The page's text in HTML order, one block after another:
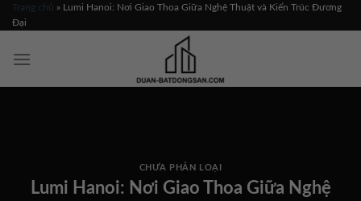
Skip
to
Trang chủ » Lumi Hanoi: Nơi Giao Thoa Giữa Nghệ Thuật và Kiến Trúc Đương
Đại
CHƯA PHÂN LOẠI
Lumi Hanoi: Nơi Giao Thoa Giữa Nghệ